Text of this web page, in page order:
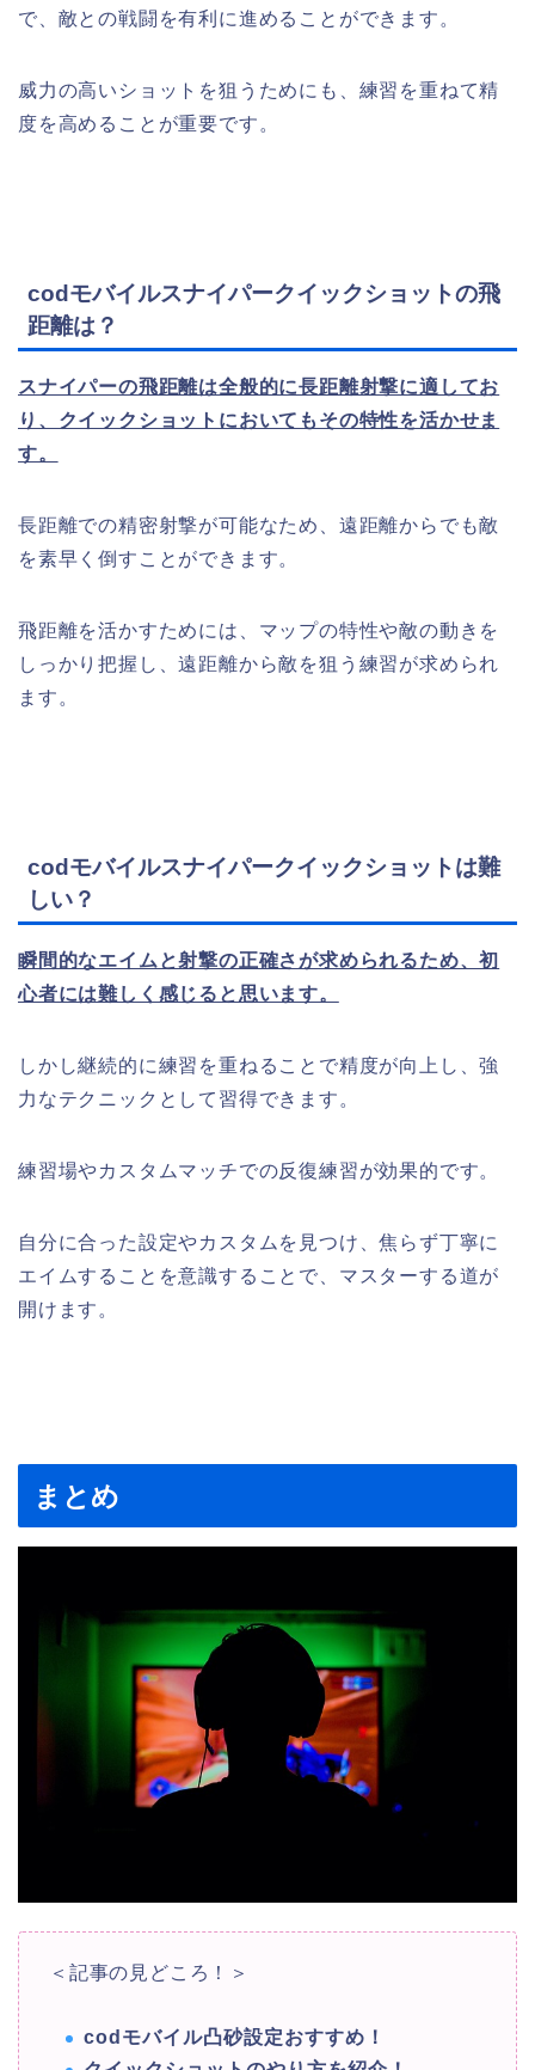
で、敵との戦闘を有利に進めることができます。
威力の高いショットを狙うためにも、練習を重ねて精
度を高めることが重要です。
codモバイルスナイパークイックショットの飛
距離は？
スナイパーの飛距離は全般的に長距離射撃に適してお
り、クイックショットにおいてもその特性を活かせま
す。
長距離での精密射撃が可能なため、遠距離からでも敵
を素早く倒すことができます。
飛距離を活かすためには、マップの特性や敵の動きを
しっかり把握し、遠距離から敵を狙う練習が求められ
ます。
codモバイルスナイパークイックショットは難
しい？
瞬間的なエイムと射撃の正確さが求められるため、初
心者には難しく感じると思います。
しかし継続的に練習を重ねることで精度が向上し、強
力なテクニックとして習得できます。
練習場やカスタムマッチでの反復練習が効果的です。
自分に合った設定やカスタムを見つけ、焦らず丁寧に
エイムすることを意識することで、マスターする道が
開けます。
まとめ
＜記事の見どころ！＞
codモバイル凸砂設定おすすめ！